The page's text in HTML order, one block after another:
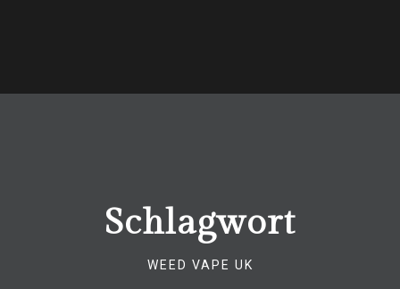
Schlagwort
WEED VAPE UK